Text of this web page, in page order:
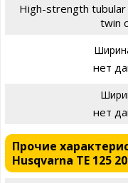
High-strength
twin
нет
нет
Прочие
Husqvarna TE 125